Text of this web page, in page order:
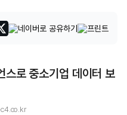
스로 중소기업 데이터 보